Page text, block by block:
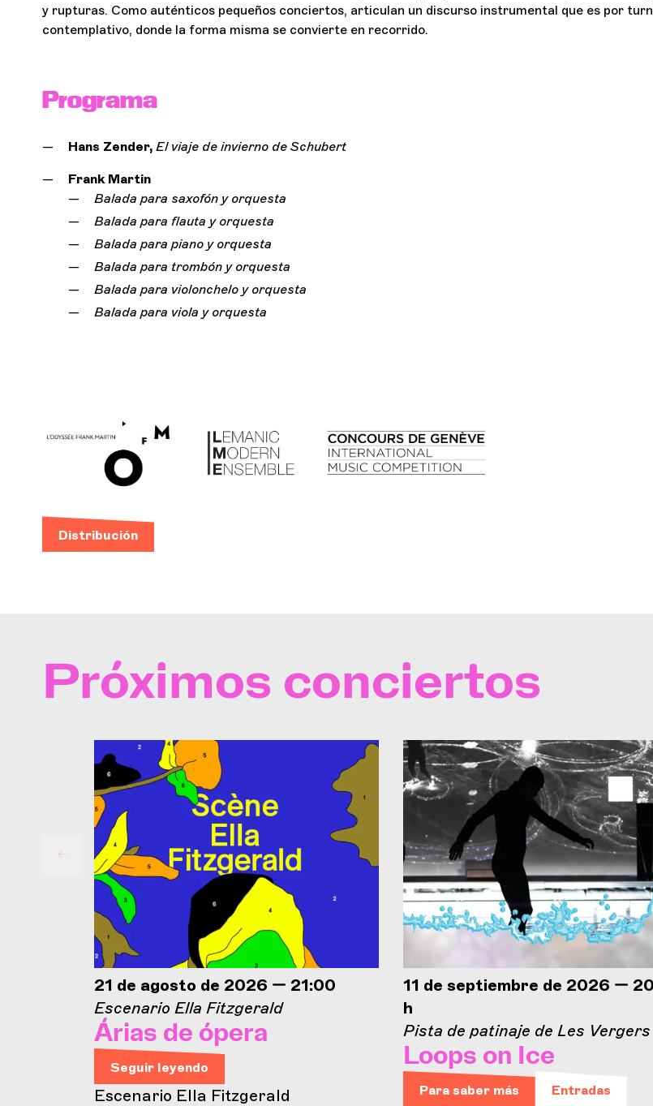
y rupturas. Como auténticos pequeños conciertos, articulan un discurso instrumental que es por
contemplativo, donde la forma misma se convierte en recorrido.
Programa
Hans Zender, El viaje de invierno de Schubert
Frank Martin
Balada para saxofón y orquesta
Balada para flauta y orquesta
Balada para piano y orquesta
Balada para trombón y orquesta
Balada para violonchelo y orquesta
Balada para viola y orquesta
Distribución
Próximos conciertos
21 de agosto de 2026 — 21:00
Escenario Ella Fitzgerald
Árias de ópera
Seguir leyendo
Escenario Ella Fitzgerald
11 de septiembre de 2026 —
h
Pista de patinaje de Les Vergers
Loops on Ice
Para saber más Entradas